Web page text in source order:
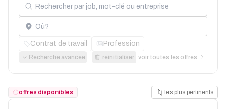
Localisation
Contrat de travail Profession
Recherche avancée réinitialiser voir toutes les offres
offres disponibles les plus pertinents